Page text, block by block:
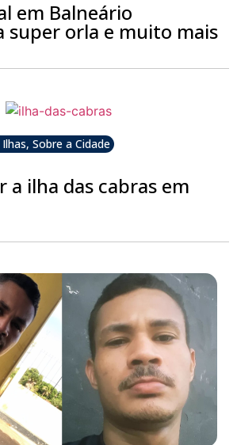
em Balneário
super orla e muito mais
Ilhas, Sobre a Cidade
a ilha das cabras em